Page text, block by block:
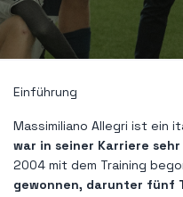
Einführung
Massimiliano Allegri ist ein
war in seiner Karriere
2004 mit dem Training
gewonnen, darunter fünf